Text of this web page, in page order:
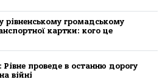
рівненському громадському
картки: кого це
проведе в останню дорогу
війні